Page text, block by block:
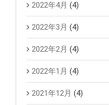
2022年4月 (4)
2022年3月 (4)
2022年2月 (4)
2022年1月 (4)
2021年12月 (4)